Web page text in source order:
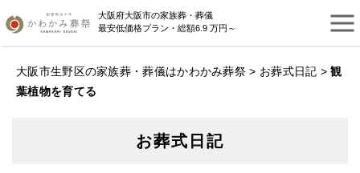
大阪府大阪市の家族葬・葬儀
最安低価格プラン・総額6.9 万円～
大阪市生野区の家族葬・葬儀はかわかみ葬祭 > お葬式日記 >観
葉植物を育てる
お葬式日記